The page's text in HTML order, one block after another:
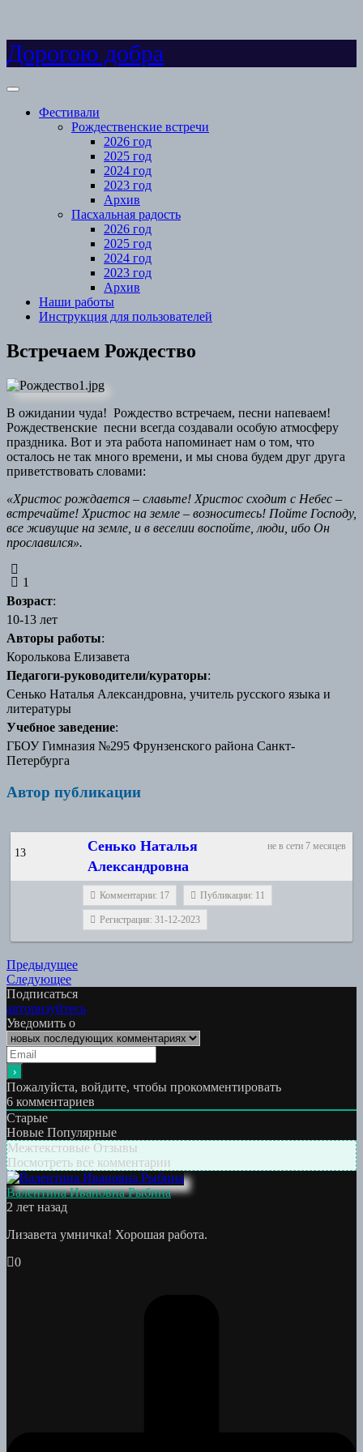
Skip
to
Дорогою добра
Open
Фестивали
Рождественские встречи
2026 год
2025 год
2024 год
2023 год
Архив
Пасхальная радость
2026 год
2025 год
2024 год
2023 год
Архив
Наши работы
Инструкция для пользователей
Close
Menu
Встречаем Рождество
В ожидании чуда! Рождество встречаем, песни напеваем!
Рождественские песни всегда создавали особую атмосферу
праздника. Вот и эта работа напоминает нам о том, что
осталось не так много времени, и мы снова будем друг друга
приветствовать словами:
«Христос рождается – славьте! Христос сходит с Небес –
встречайте! Христос на земле – возноситесь! Пойте Господу,
все живущие на земле, и в веселии воспойте, люди, ибо Он
прославился».
1
Возраст:
10-13 лет
Авторы работы:
Королькова Елизавета
Педагоги-руководители/кураторы:
Сенько Наталья Александровна, учитель русского языка и
литературы
Учебное заведение:
ГБОУ Гимназия №295 Фрунзенского района Санкт-
Петербурга
Автор публикации
не в сети 7 месяцев
Сенько Наталья
Александровна
13
Комментарии: 17 Публикации: 11
Регистрация: 31-12-2023
Навигация
по
записям
ПредыдущееПредыдущая
СледующееСледующая
работа:
Подписаться
авторизуйтесь
Уведомить о
Пожалуйста, войдите, чтобы прокомментировать
6 комментариев
Старые
Новые Популярные
Межтекстовые Отзывы
Посмотреть все комментарии
Валентина Ивановна Рыбина
2 лет назад
Лизавета умничка! Хорошая работа.
0